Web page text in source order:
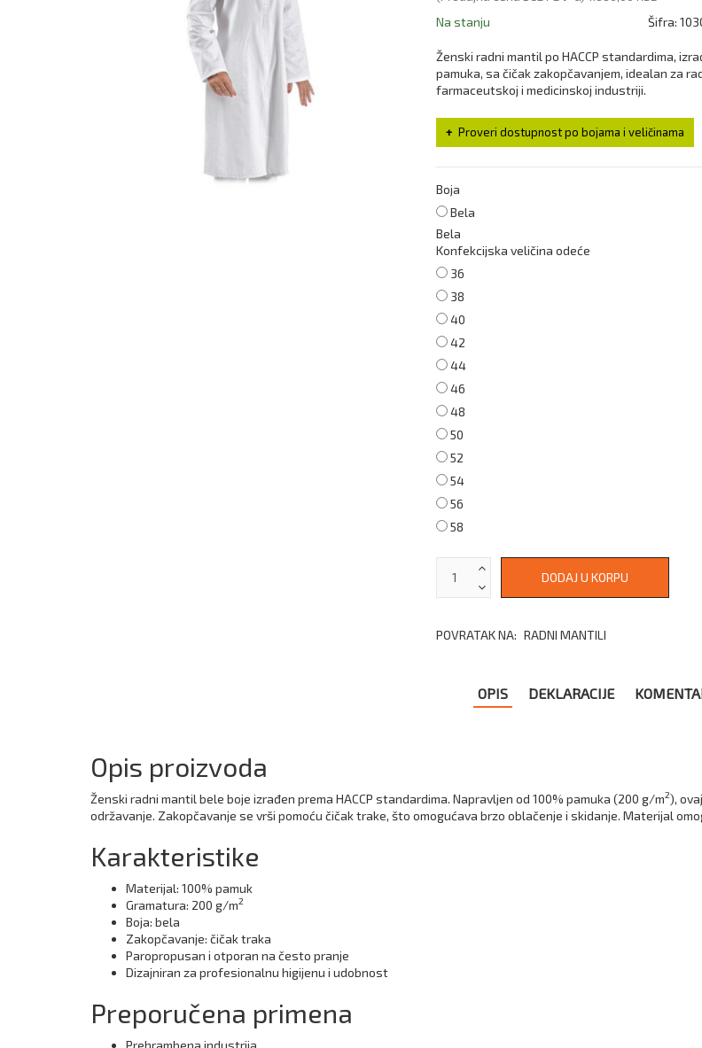
Na stanju
Šifra:
Ženski radni mantil po HACCP standardima,
pamuka, sa čičak zakopčavanjem, idealan za
farmaceutskoj i medicinskoj industriji.
Proveri dostupnost po bojama i veličinama
Boja
Bela
Bela
Konfekcijska veličina odeće
36
38
40
42
44
46
48
50
52
54
56
58
POVRATAK NA: RADNI MANTILI
OPIS DEKLARACIJE
Opis proizvoda
Ženski radni mantil bele boje izrađen prema HACCP standardima. Napravljen od 100% pamuka (200 g/m2),
održavanje. Zakopčavanje se vrši pomoću čičak trake, što omogućava brzo oblačenje i skidanje. Materijal
Karakteristike
Materijal: 100% pamuk
Gramatura: 200 g/m2
Boja: bela
Zakopčavanje: čičak traka
Paropropusan i otporan na često pranje
Dizajniran za profesionalnu higijenu i udobnost
Preporučena primena
Prehrambena industrija